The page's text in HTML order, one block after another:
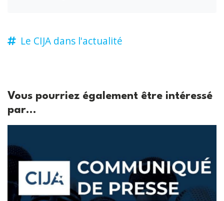
Le CIJA dans l'actualité
Vous pourriez également être intéressé
par...